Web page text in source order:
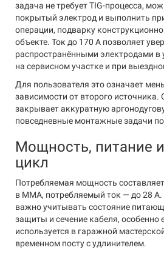
задача не требует TIG-процесса,
покрытый электрод и выполнить
операции, подварку
объекте. Ток до 170 А позволяет
распространёнными электродами в
на сервисном участке и при
Для пользователя это означает
зависимости от второго источника.
закрывает аккуратную
повседневные монтажные задачи
Мощность, питание
цикл
Потребляемая мощность
в MMA, потребляемый ток — до 28
важно учитывать состояние
защиты и сечение кабеля, особенно
используется в гаражной
временном посту с удлинителем.